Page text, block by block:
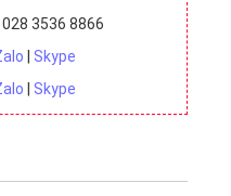
028 3536 8866
Skype
Skype